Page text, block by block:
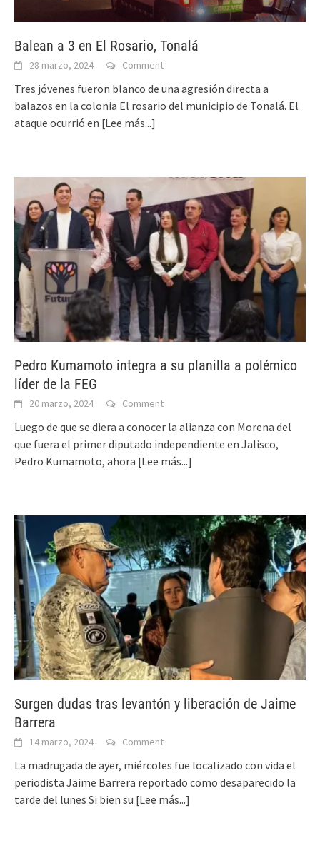
Balean a 3 en El Rosario, Tonalá
28 marzo, 2024 Comment
Tres jóvenes fueron blanco de una agresión directa a
balazos en la colonia El rosario del municipio de Tonalá. El
ataque ocurrió en [Lee más...]
Pedro Kumamoto integra a su planilla a polémico
líder de la FEG
20 marzo, 2024 Comment
Luego de que se diera a conocer la alianza con Morena del
que fuera el primer diputado independiente en Jalisco,
Pedro Kumamoto, ahora [Lee más...]
Surgen dudas tras levantón y liberación de Jaime
Barrera
14 marzo, 2024 Comment
La madrugada de ayer, miércoles fue localizado con vida el
periodista Jaime Barrera reportado como desaparecido la
tarde del lunes Si bien su [Lee más...]